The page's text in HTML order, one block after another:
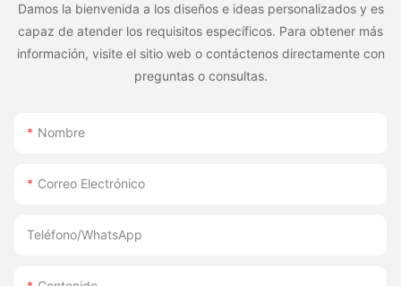
Damos la bienvenida a los diseños e ideas personalizados y es
capaz de atender los requisitos específicos. Para obtener más
información, visite el sitio web o contáctenos directamente con
preguntas o consultas.
Nombre
Correo Electrónico
Teléfono/WhatsApp